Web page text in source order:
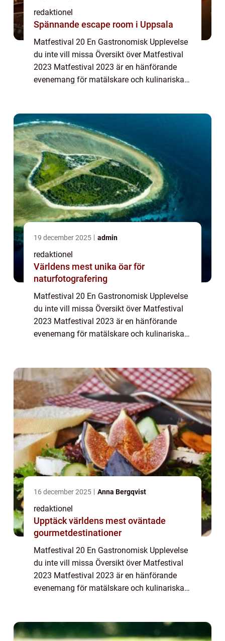
redaktionel
Spännande escape room i Uppsala
Matfestival 20 En Gastronomisk Upplevelse
du inte vill missa Översikt över Matfestival
2023 Matfestival 2023 är en hänförande
evenemang för matälskare och kulinariska
19 december 2025 admin
redaktionel
Världens mest unika öar för
naturfotografering
Matfestival 20 En Gastronomisk Upplevelse
du inte vill missa Översikt över Matfestival
2023 Matfestival 2023 är en hänförande
evenemang för matälskare och kulinariska
16 december 2025 Anna Bergqvist
redaktionel
Upptäck världens mest oväntade
gourmetdestinationer
Matfestival 20 En Gastronomisk Upplevelse
du inte vill missa Översikt över Matfestival
2023 Matfestival 2023 är en hänförande
evenemang för matälskare och kulinariska